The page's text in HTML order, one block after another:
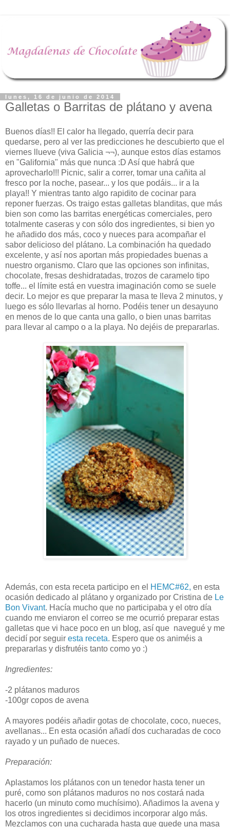
lunes, 16 de junio de 2014
Galletas o Barritas de plátano y avena
Buenos días!! El calor ha llegado, querría decir para
quedarse, pero al ver las predicciones he descubierto que el
viernes llueve (viva Galicia ¬¬), aunque estos días estamos
en "Galifornia" más que nunca :D Así que habrá que
aprovecharlo!!! Picnic, salir a correr, tomar una cañita al
fresco por la noche, pasear... y los que podáis... ir a la
playa!! Y mientras tanto algo rapidito de cocinar para
reponer fuerzas. Os traigo estas galletas blanditas, que más
bien son como las barritas energéticas comerciales, pero
totalmente caseras y con sólo dos ingredientes, si bien yo
he añadido dos más, coco y nueces para acompañar el
sabor delicioso del plátano. La combinación ha quedado
excelente, y así nos aportan más propiedades buenas a
nuestro organismo. Claro que las opciones son infinitas,
chocolate, fresas deshidratadas, trozos de caramelo tipo
toffe... el límite está en vuestra imaginación como se suele
decir. Lo mejor es que preparar la masa te lleva 2 minutos, y
luego es sólo llevarlas al horno. Podéis tener un desayuno
en menos de lo que canta una gallo, o bien unas barritas
para llevar al campo o a la playa. No dejéis de prepararlas.
Además, con esta receta participo en el HEMC#62, en esta
ocasión dedicado al plátano y organizado por Cristina de Le
Bon Vivant. Hacía mucho que no participaba y el otro día
cuando me enviaron el correo se me ocurrió preparar estas
galletas que vi hace poco en un blog, así que navegué y me
decidí por seguir esta receta. Espero que os animéis a
prepararlas y disfrutéis tanto como yo :)
Ingredientes:
-2 plátanos maduros
-100gr copos de avena
A mayores podéis añadir gotas de chocolate, coco, nueces,
avellanas... En esta ocasión añadí dos cucharadas de coco
rayado y un puñado de nueces.
Preparación:
Aplastamos los plátanos con un tenedor hasta tener un
puré, como son plátanos maduros no nos costará nada
hacerlo (un minuto como muchísimo). Añadimos la avena y
los otros ingredientes si decidimos incorporar algo más.
Mezclamos con una cucharada hasta que quede una masa